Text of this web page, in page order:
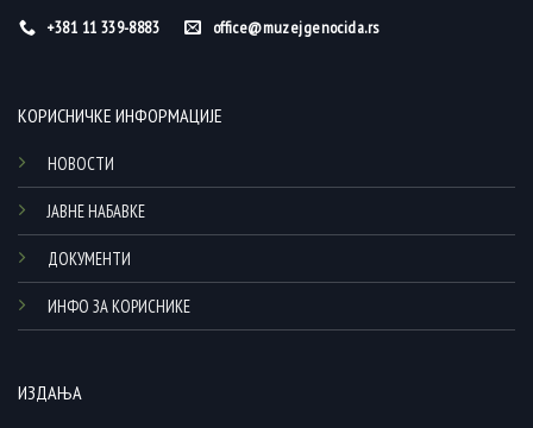
+381 11 339-8883 office@muzejgenocida.rs
КОРИСНИЧКЕ ИНФОРМАЦИЈЕ
НОВОСТИ
ЈАВНЕ НАБАВКЕ
ДОКУМЕНТИ
ИНФО ЗА КОРИСНИКЕ
ИЗДАЊА